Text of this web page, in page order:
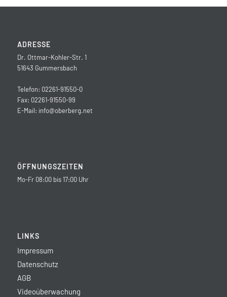
ADRESSE
Dr. Ottmar-Kohler-Str. 1
51643 Gummersbach
Telefon: 02261-91550-0
Fax: 02261-91550-99
E-Mail: info@oberberg.net
ÖFFNUNGSZEITEN
Mo-Fr 08:00 bis 17:00 Uhr
LINKS
Impressum
Datenschutz
AGB
Videoüberwachung